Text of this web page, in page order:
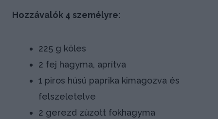
Hozzávalók 4 személyre:
225 g köles
2 fej hagyma, aprítva
1 piros húsú paprika kimagozva és
felszeletelve
2 gerezd zúzott fokhagyma